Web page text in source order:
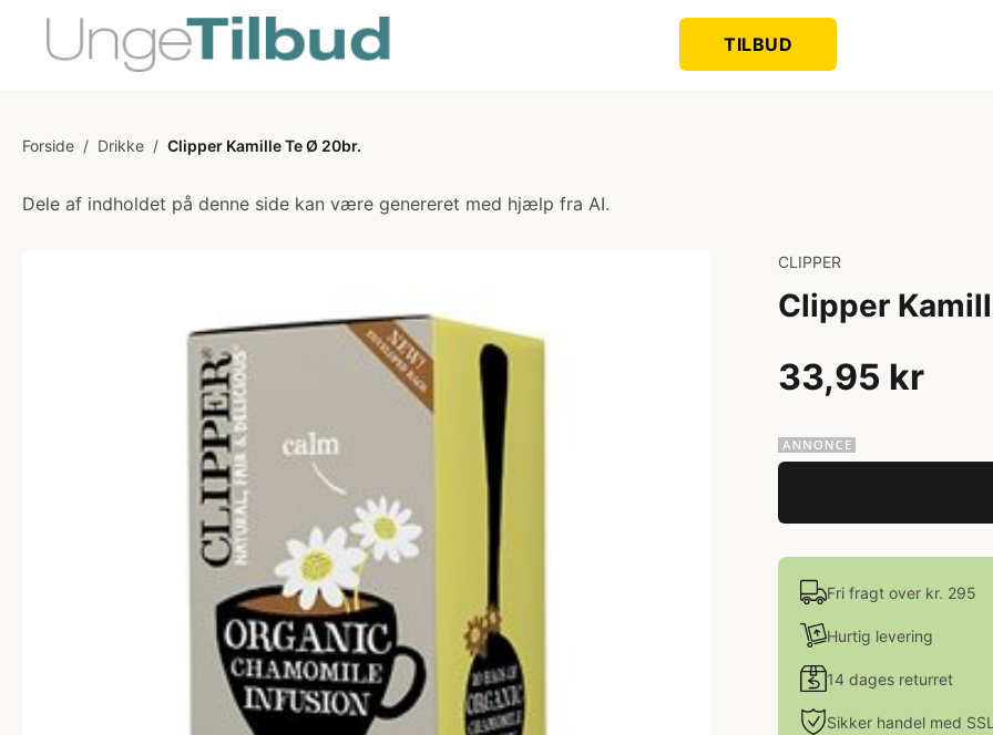
TILBUD
Forside / Drikke / Clipper Kamille Te Ø 20br.
Dele af indholdet på denne side kan være genereret med hjælp fra AI.
CLIPPER
Clipper
33,95 kr
Fri fragt over kr. 295
Hurtig levering
14 dages returret
Sikker handel med